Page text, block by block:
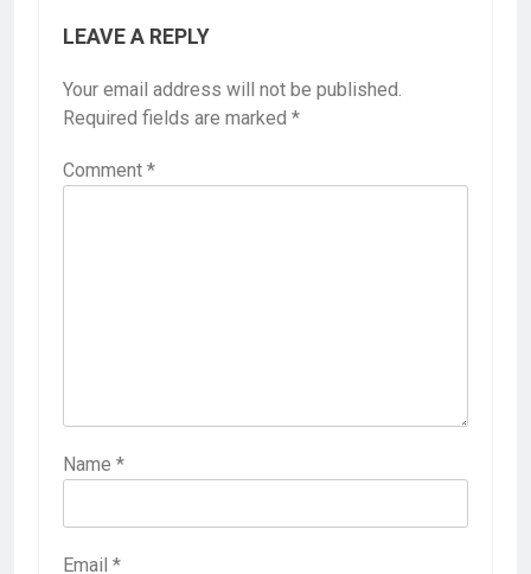
LEAVE A REPLY
Your email address will not be published.
Required fields are marked *
Comment *
Name *
Email *